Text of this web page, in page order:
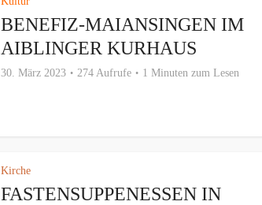
BENEFIZ-MAIANSINGEN IM
AIBLINGER KURHAUS
30. März 2023 274 Aufrufe 1 Minuten zum Lesen
Kirche
FASTENSUPPENESSEN IN